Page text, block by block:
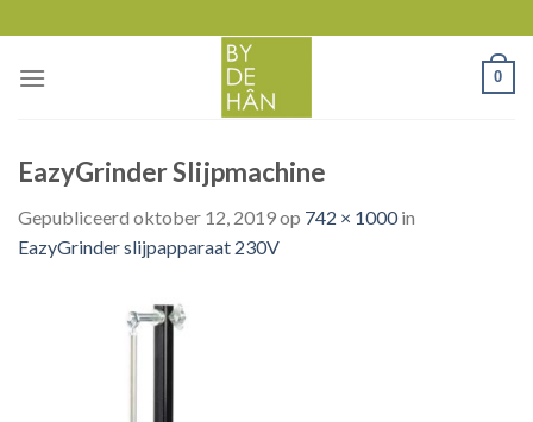
to
content
0
EazyGrinder Slijpmachine
Gepubliceerd oktober 12, 2019op 742 × 1000in
EazyGrinder slijpapparaat 230V